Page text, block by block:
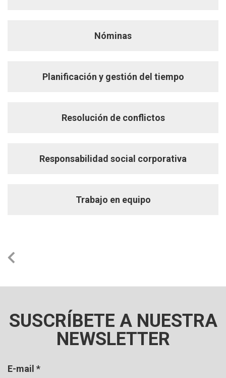
Nóminas
Planificación y gestión del tiempo
Resolución de conflictos
Responsabilidad social corporativa
Trabajo en equipo
SUSCRÍBETE A NUESTRA
NEWSLETTER
E-mail *